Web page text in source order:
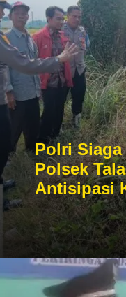
Polri
Polsek
Antisipasi